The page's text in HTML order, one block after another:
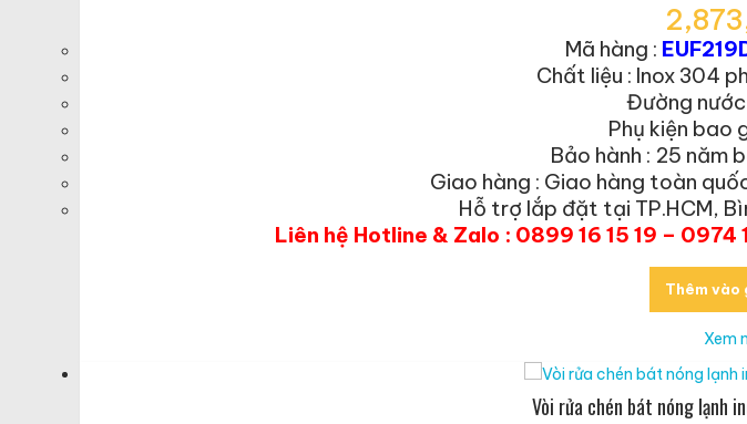
Mã hàng :
Chất liệu : Inox 304
Đường nước
Phụ kiện bao
Bảo hành : 25 năm
Giao hàng : Giao hàng toàn
Hỗ trợ lắp đặt tại TP.HCM,
Liên hệ Hotline & Zalo : 0899 16 15 19 –
Thêm vào
Xem
Vòi rửa chén bát nóng lạnh